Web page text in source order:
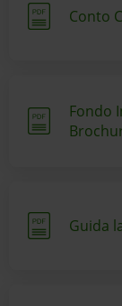
Conto
Fondo
Guida